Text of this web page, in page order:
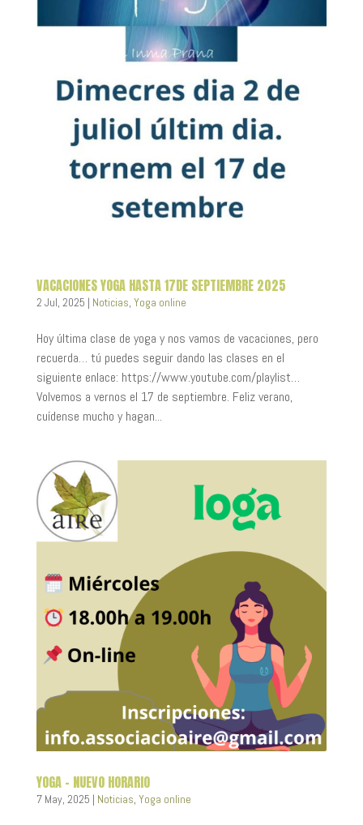
VACACIONES YOGA HASTA 17DE SEPTIEMBRE 2025
2 Jul, 2025 | Noticias, Yoga online
Hoy última clase de yoga y nos vamos de vacaciones, pero
recuerda… tú puedes seguir dando las clases en el
siguiente enlace: https://www.youtube.com/playlist…
Volvemos a vernos el 17 de septiembre. Feliz verano,
cuídense mucho y hagan...
YOGA – NUEVO HORARIO
7 May, 2025 | Noticias, Yoga online